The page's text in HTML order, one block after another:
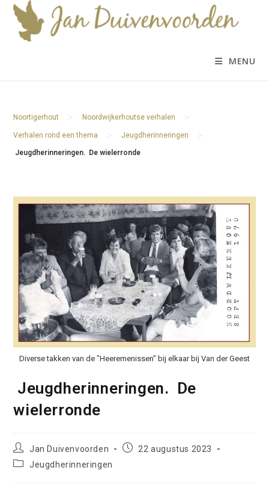
inhoud
MENU
Noortigerhout > Noordwijkerhoutse verhalen >
Verhalen rond een thema > Jeugdherinneringen >
Jeugdherinneringen. De wielerronde
Diverse takken van de "Heeremenissen" bij elkaar bij Van der Geest
Jeugdherinneringen. De
wielerronde
Bericht
auteur:
Jan Duivenvoorden
Bericht22 augustus 2023
Berichtcategorie:
Jeugdherinneringen